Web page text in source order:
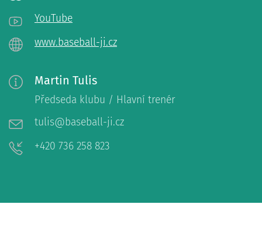
YouTube
www.baseball-ji.cz
Martin Tulis
Předseda klubu / Hlavní trenér
tulis@baseball-ji.cz
+420 736 258 823